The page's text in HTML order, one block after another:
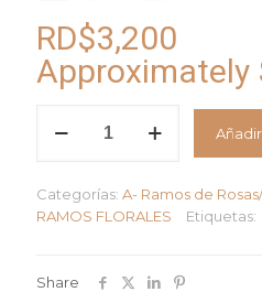
RD$3,200
Approximately
Primavera
Categorías: A- Ramos de
RAMOS FLORALES
Etiquetas:
Share